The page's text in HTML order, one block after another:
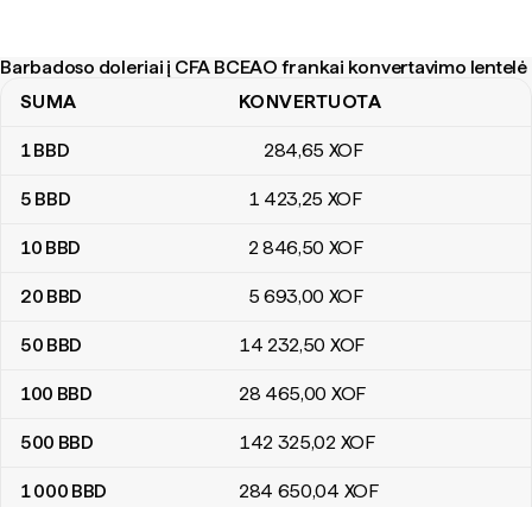
Barbadoso doleriai į CFA BCEAO frankai konvertavimo lentelė
Barbadoso doleriai į CFA BCEAO frankai konvertavimo lentelė
SUMA KONVERTUOTA
1BBD 284,65 XOF
5 BBD 1 423,25 XOF
10 BBD 2 846,50 XOF
20 BBD 5 693,00 XOF
50 BBD 14 232,50 XOF
100 BBD 28 465,00 XOF
500 BBD 142 325,02 XOF
1 000 BBD 284 650,04 XOF